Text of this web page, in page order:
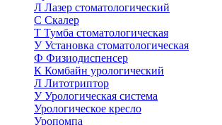
Л Лазер стоматологический
С Скалер
Т Тумба стоматологическая
УУстановка стоматологическая
Ф Физиодиспенсер
К Комбайн урологический
Л Литотриптор
УУрологическая система
Урологическое кресло
Уропомпа